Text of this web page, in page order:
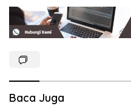
Baca Juga